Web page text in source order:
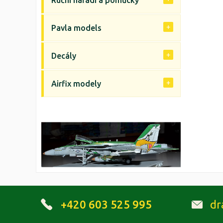
Pavla models
Decály
Airfix modely
+420 603 525 995